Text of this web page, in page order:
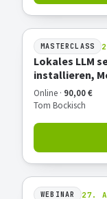
MASTERCLASS
Lokales LLM
installieren,
Hands-on
Online · 90,00 €
Tom Bockisch
WEBINAR 27.